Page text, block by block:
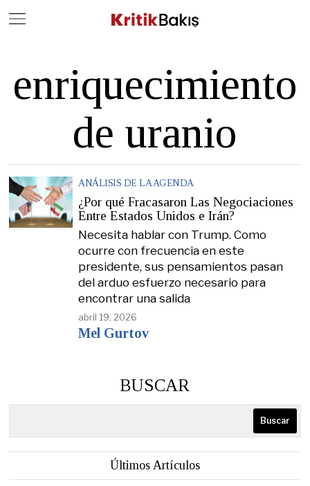
enriquecimiento
de uranio
ANÁLISIS DE LA AGENDA
¿Por qué Fracasaron Las Negociaciones
Entre Estados Unidos e Irán?
Necesita hablar con Trump. Como
ocurre con frecuencia en este
presidente, sus pensamientos pasan
del arduo esfuerzo necesario para
encontrar una salida
abril 19, 2026
Mel Gurtov
BUSCAR
Buscar
Últimos Artículos